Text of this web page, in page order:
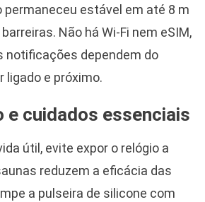
permaneceu estável em até 8 m
Não há Wi-Fi nem eSIM,
notificações dependem do
e próximo.
e cuidados essenciais
útil, evite expor o relógio a
reduzem a eficácia das
a pulseira de silicone com